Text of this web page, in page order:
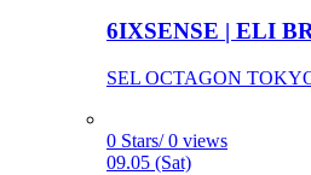
6IXSENSE | ELI
SEL OCTAGON
0 Stars/ 0 views
09.05 (Sat)